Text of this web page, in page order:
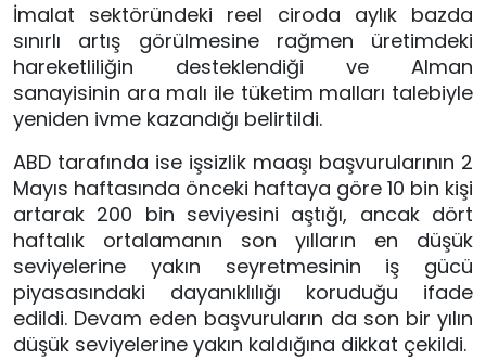
İmalat sektöründeki reel ciroda aylık bazda
sınırlı artış görülmesine rağmen üretimdeki
hareketliliğin desteklendiği ve Alman
sanayisinin ara malı ile tüketim malları talebiyle
yeniden ivme kazandığı belirtildi.
ABD tarafında ise işsizlik maaşı başvurularının 2
Mayıs haftasında önceki haftaya göre 10 bin kişi
artarak 200 bin seviyesini aştığı, ancak dört
haftalık ortalamanın son yılların en düşük
seviyelerine yakın seyretmesinin iş gücü
piyasasındaki dayanıklılığı koruduğu ifade
edildi. Devam eden başvuruların da son bir yılın
düşük seviyelerine yakın kaldığına dikkat çekildi.